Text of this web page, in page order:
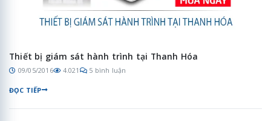
Thiết bị giám sát hành trình tại Thanh Hóa
09/05/2016 4.021 5 bình luận
ĐỌC TIẾP